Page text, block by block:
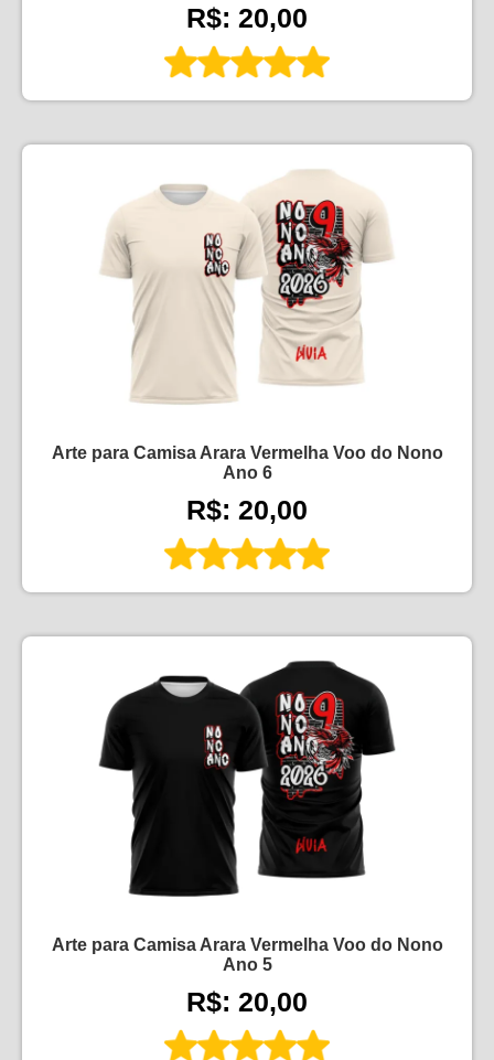
R$: 20,00
Arte para Camisa Arara Vermelha Voo do Nono
Ano 6
R$: 20,00
Arte para Camisa Arara Vermelha Voo do Nono
Ano 5
R$: 20,00